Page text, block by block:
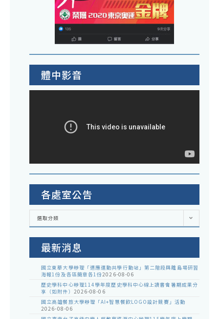
體中影音
各處室公告
各
室
選取分類
最新消息
國立東華大學辦理「適應運動共學行動站」第二階段與離島場研習
海報1份及各區簡章各1份2026-08-06
歷史學科中心辦理114學年度歷史學科中心線上讀書會暑期成果分
享（如附件） 2026-08-06
國立高雄餐旅大學辦理「AI+智慧餐飲LOGO設計競賽」活動
2026-08-06